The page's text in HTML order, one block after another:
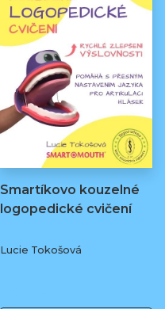
Smartíkovo kouzelné
logopedické cvičení
Lucie Tokošová